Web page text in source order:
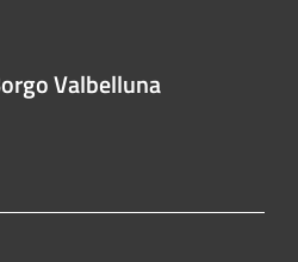
Valbelluna